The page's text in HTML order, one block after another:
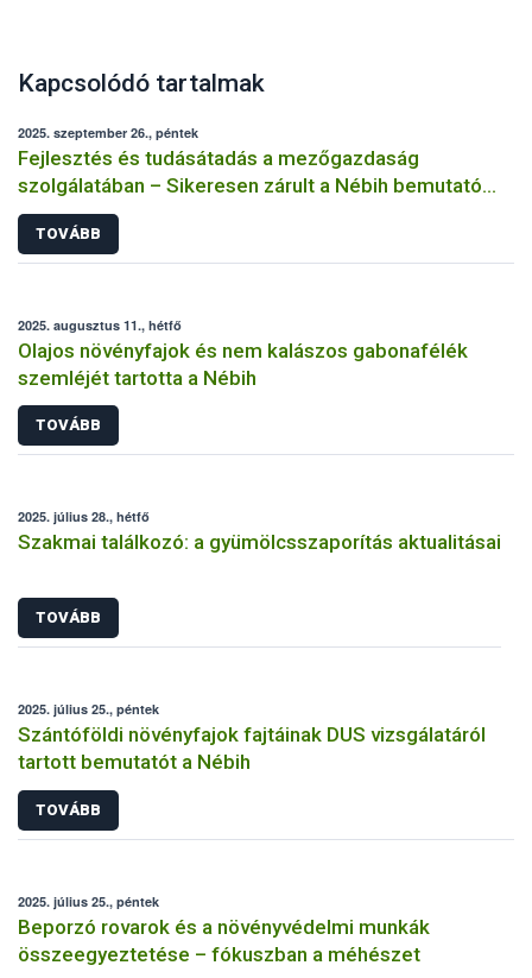
Kapcsolódó tartalmak
2025. szeptember 26., péntek
Fejlesztés és tudásátadás a mezőgazdaság
szolgálatában – Sikeresen zárult a Nébih bemutató
üzemi projektje
TOVÁBB
2025. augusztus 11., hétfő
Olajos növényfajok és nem kalászos gabonafélék
szemléjét tartotta a Nébih
TOVÁBB
2025. július 28., hétfő
Szakmai találkozó: a gyümölcsszaporítás aktualitásai
TOVÁBB
2025. július 25., péntek
Szántóföldi növényfajok fajtáinak DUS vizsgálatáról
tartott bemutatót a Nébih
TOVÁBB
2025. július 25., péntek
Beporzó rovarok és a növényvédelmi munkák
összeegyeztetése – fókuszban a méhészet